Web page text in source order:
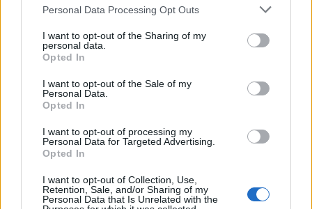
Please note that this website/app uses one or more Google
not limited to your visit or usage behaviour. You may click to
grant or deny consent to Google and its third-party tags to
use your data for below specified purposes in below Google
consent section.
Personal Data Processing Opt Outs
I want to opt-out of the Sharing of my
personal data.
Opted In
I want to opt-out of the Sale of my
Personal Data.
Opted In
I want to opt-out of processing my
Personal Data for Targeted Advertising.
Opted In
I want to opt-out of Collection, Use,
Retention, Sale, and/or Sharing of my
Personal Data that Is Unrelated with the
percorsi curriculari che sviluppino capacità critiche
nei giovani. Solo così la tecnologia potrà essere
compatibile con i diritti e lo sviluppo delle nuove
La sfida è dunque culturale oltre che normativa:
costruire una responsabilità educativa condivisa
significa trasformare i divieti in opportunità di
minori crescono.